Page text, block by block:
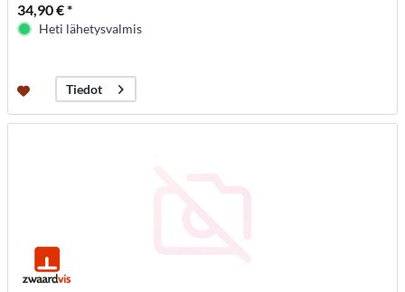
34,90 € *
Heti lähetysvalmis
Tiedot